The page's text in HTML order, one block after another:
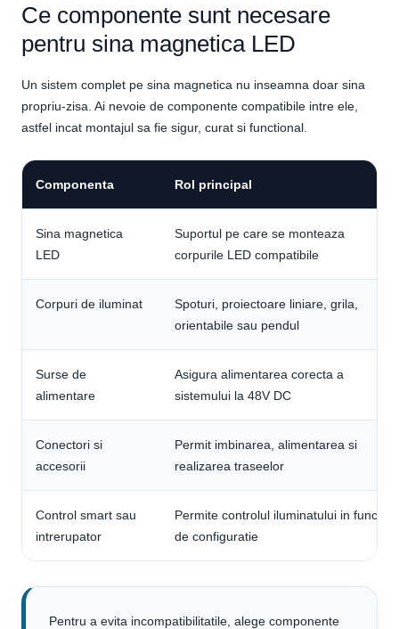
Ce componente sunt necesare
pentru sina magnetica LED
Un sistem complet pe sina magnetica nu inseamna doar sina
propriu-zisa. Ai nevoie de componente compatibile intre ele,
astfel incat montajul sa fie sigur, curat si functional.
Componenta Rol principal
Sina magnetica
LED
Suportul pe care se monteaza
corpurile LED compatibile
Corpuri de iluminat
Spoturi, proiectoare liniare, grila,
orientabile sau pendul
Surse de
alimentare
Asigura alimentarea corecta a
sistemului la 48V DC
Conectori si
accesorii
Permit imbinarea, alimentarea si
realizarea traseelor
Control smart sau
intrerupator
Permite controlul iluminatului in functie
de configuratie
Pentru a evita incompatibilitatile, alege componente